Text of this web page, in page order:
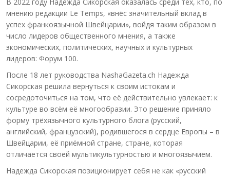
мнению редакции Le Temps, «внёс значительный вклад в
успех франкоязычной Швейцарии», войдя таким образом в
число лидеров общественного мнения, а также
экономических, политических, научных и культурных
лидеров: Форум 100.
После 18 лет руководства NashaGazeta.ch Надежда
Сикорская решила вернуться к своим истокам и
сосредоточиться на том, что её действительно увлекает: к
культуре во всём её многообразии. Это решение приняло
форму трёхязычного культурного блога (русский,
английский, французский), родившегося в сердце Европы – в
Швейцарии, её приёмной стране, стране, которая
отличается своей мультикультурностью и многоязычием.
Надежда Сикорская позиционирует себя не как «русский